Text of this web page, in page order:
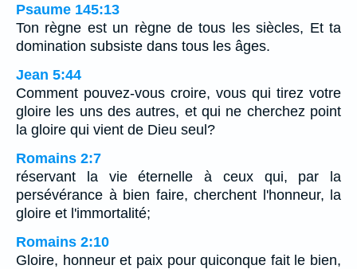
Psaume 145:13
Ton règne est un règne de tous les siècles, Et ta
domination subsiste dans tous les âges.
Jean 5:44
Comment pouvez-vous croire, vous qui tirez votre
gloire les uns des autres, et qui ne cherchez point
la gloire qui vient de Dieu seul?
Romains 2:7
réservant la vie éternelle à ceux qui, par la
persévérance à bien faire, cherchent l'honneur, la
gloire et l'immortalité;
Romains 2:10
Gloire, honneur et paix pour quiconque fait le bien,